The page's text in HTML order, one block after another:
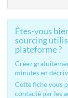
Êtes-vous
sourcing
plateforme ?
Créez
minutes en
Cette fiche vous
contacté par les